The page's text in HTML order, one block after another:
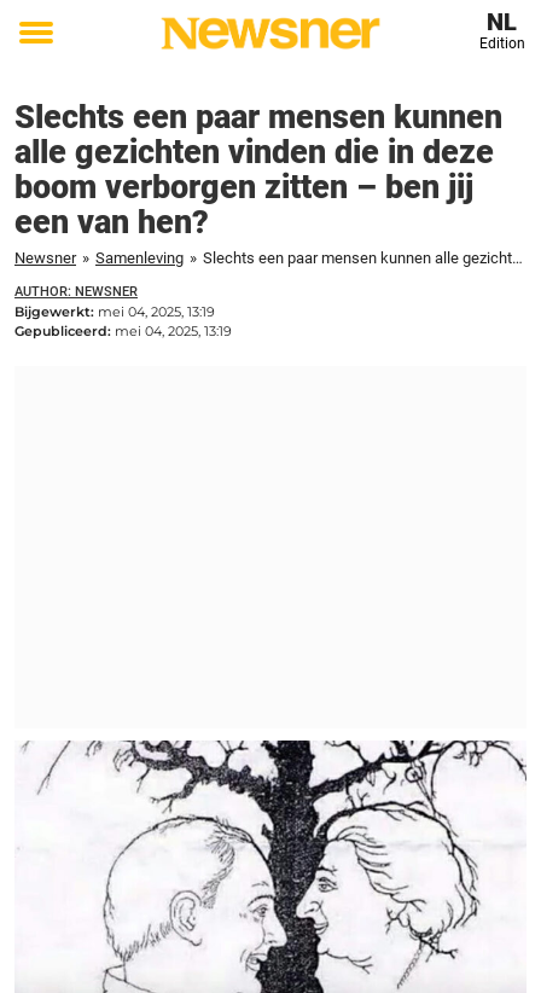
Toggle
NL
Edition
Slechts een paar mensen kunnen
alle gezichten vinden die in deze
boom verborgen zitten – ben jij
een van hen?
Newsner » Samenleving » Slechts een paar mensen kunnen alle gezichten vinden die in deze boom verborgen zitten - ben jij een van hen?
AUTHOR: NEWSNER
Bijgewerkt: mei 04, 2025, 13:19
Gepubliceerd: mei 04, 2025, 13:19